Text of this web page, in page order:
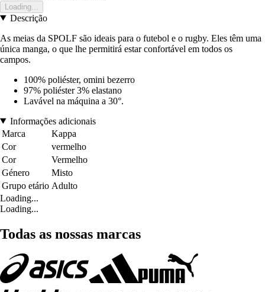
Loading...
Descrição
As meias da SPOLF são ideais para o futebol e o rugby. Eles têm uma
única manga, o que lhe permitirá estar confortável em todos os
campos.
100% poliéster, omini bezerro
97% poliéster 3% elastano
Lavável na máquina a 30°.
Informações adicionais
Marca
Kappa
Cor
vermelho
Cor
Vermelho
Género
Misto
Grupo etário Adulto
Loading...
Loading...
Todas as nossas marcas